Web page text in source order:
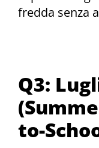
fredda senza
Q3:
to-